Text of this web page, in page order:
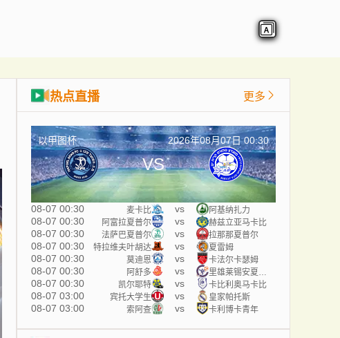
热点直播 更多
以甲图杯 2026年08月07日 00:30
VS
08-07 00:30 麦卡比 vs 阿基纳扎力
08-07 00:30 阿富拉夏普尔 vs 赫兹立亚马卡比
08-07 00:30 法萨巴夏普尔 vs 拉那那夏普尔
08-07 00:30 特拉维夫叶胡达 vs 夏雷姆
08-07 00:30 莫迪恩 vs 卡法尔卡瑟姆
08-07 00:30 阿舒多 vs
08-07 00:30 凯尔耶特 vs 卡比利奥马卡比
08-07 03:00 宾托大学生 vs 皇家帕托斯
08-07 03:00 索阿查 vs 卡利博卡青年